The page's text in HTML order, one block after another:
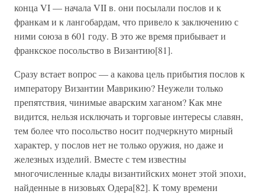
конца VI — начала VII в. они посылали послов и к
франкам и к лангобардам, что привело к заключению с
ними союза в 601 году. В это же время прибывает и
франкское посольство в Византию[81].
Сразу встает вопрос — а какова цель прибытия послов к
императору Византии Маврикию? Неужели только
препятствия, чинимые аварским хаганом? Как мне
видится, нельзя исключать и торговые интересы славян,
тем более что посольство носит подчеркнуто мирный
характер, у послов нет не только оружия, но даже и
железных изделий. Вместе с тем известны
многочисленные клады византийских монет этой эпохи,
найденные в низовьях Одера[82]. К тому времени